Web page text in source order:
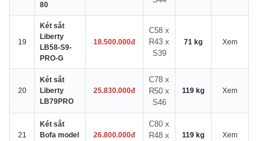
80
19
Két sắt
Liberty
LB58-S9-
PRO-G
18.500.000đ
C58 x
R43 x
S39
71 kg Xem
20
Két sắt
Liberty
LB79PRO
25.830.000đ
C78 x
R50 x
S46
119 kg Xem
21
Két sắt
Bofa model
26.800.000đ
C80 x
R48 x
119 kg Xem